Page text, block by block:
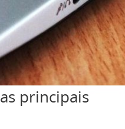
principais